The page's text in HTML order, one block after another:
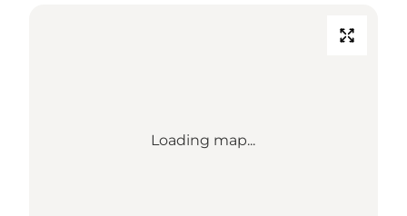
Loading map...